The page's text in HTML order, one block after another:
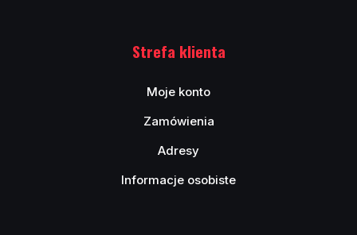
Strefa klienta
Moje konto
Zamówienia
Adresy
Informacje osobiste